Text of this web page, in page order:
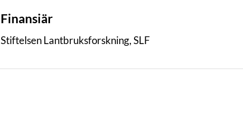
Finansiär
Stiftelsen Lantbruksforskning, SLF